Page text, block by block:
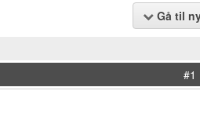
Gå til
#1